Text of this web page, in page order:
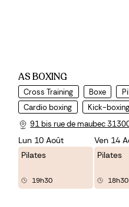
AS BOXING
Cross Training Boxe
Cardio boxing
Kick-boxing
91 bis rue de maubec
Lun 10 Août
Pilates
19h30
Ven 14
Pilates
18h30